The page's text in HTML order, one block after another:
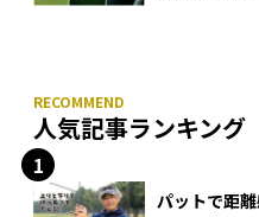
人気記事ランキング
パットで距